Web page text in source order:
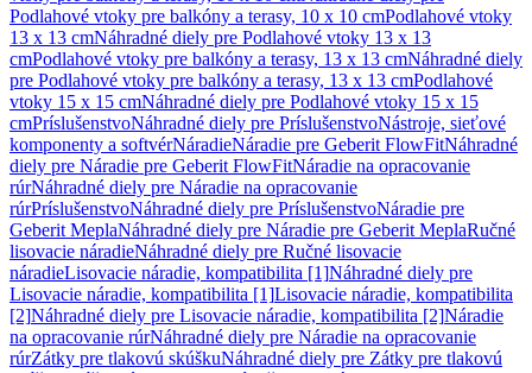
Podlahové vtoky pre balkóny a terasy, 10 x 10 cmPodlahové vtoky
13 x 13 cmNáhradné diely pre Podlahové vtoky 13 x 13
cmPodlahové vtoky pre balkóny a terasy, 13 x 13 cmNáhradné diely
pre Podlahové vtoky pre balkóny a terasy, 13 x 13 cmPodlahové
vtoky 15 x 15 cmNáhradné diely pre Podlahové vtoky 15 x 15
cmPríslušenstvoNáhradné diely pre PríslušenstvoNástroje, sieťové
komponenty a softvérNáradieNáradie pre Geberit FlowFitNáhradné
diely pre Náradie pre Geberit FlowFitNáradie na opracovanie
rúrNáhradné diely pre Náradie na opracovanie
rúrPríslušenstvoNáhradné diely pre PríslušenstvoNáradie pre
Geberit MeplaNáhradné diely pre Náradie pre Geberit MeplaRučné
lisovacie náradieNáhradné diely pre Ručné lisovacie
náradieLisovacie náradie, kompatibilita [1]Náhradné diely pre
Lisovacie náradie, kompatibilita [1]Lisovacie náradie, kompatibilita
[2]Náhradné diely pre Lisovacie náradie, kompatibilita [2]Náradie
na opracovanie rúrNáhradné diely pre Náradie na opracovanie
rúrZátky pre tlakovú skúškuNáhradné diely pre Zátky pre tlakovú